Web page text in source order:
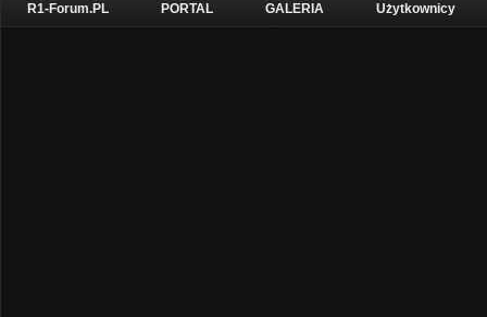
R1-Forum.PL PORTAL GALERIA Użytkownicy